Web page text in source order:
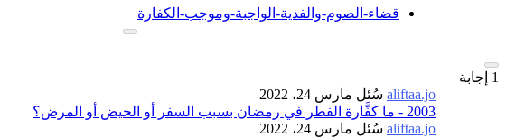
قضاء-الصوم-والفدية-الواجبة-وموجب-الكفارة
1 إجابة
aliftaa.jo سُئل مارس 24، 2022
2003 - ما كفَّارة الفطر في رمضان بسبب السفر أو الحيض أو المرض؟
aliftaa.jo سُئل مارس 24، 2022